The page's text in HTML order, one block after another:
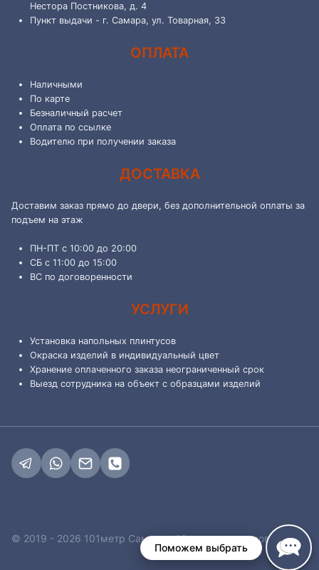
Нестора Постникова, д. 4
Пункт выдачи - г. Самара, ул. Товарная, 33
ОПЛАТА
Наличными
По карте
Безналичный расчет
Оплата по ссылке
Водителю при получении заказа
ДОСТАВКА
Доставим заказ прямо до двери, без дополнительной оплаты за
подъем на этаж
ПН-ПТ с 10:00 до 20:00
СБ с 11:00 до 15:00
ВС по договоренности
УСЛУГИ
Установка напольных плинтусов
Окраска изделий в индивидуальный цвет
Хранение оплаченного заказа неограниченный срок
Выезд сотрудника на объект с образцами изделий
© 2019 - 2026 101метр Самара - Магазин плинтусов
Поможем выбрать